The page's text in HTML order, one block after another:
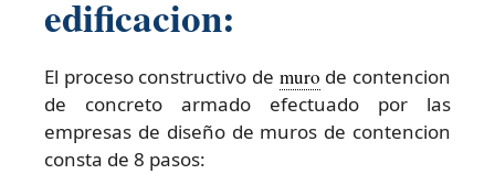
edificacion:
El proceso constructivo de muro de contencion
de concreto armado efectuado por las
empresas de diseño de muros de contencion
consta de 8 pasos: